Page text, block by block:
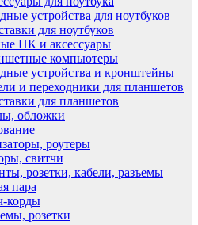
устройства для ноутбуков
для ноутбуков
ПК и аксессуары
компьютеры
устройства и кронштейны
и переходники для планшетов
для планшетов
обложки
роутеры
свитчи
розетки, кабели, разъемы
пара
корды
розетки